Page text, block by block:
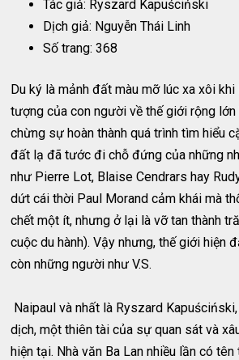
Tác giả: Ryszard Kapuściński
Dịch giả: Nguyễn Thái Linh
Số trang: 368
Du ký là mảnh đất màu mỡ lúc xa xôi
tượng của con người về thế giới rộng
chừng sự hoàn thành quá trình tìm hiểu
đất lạ đã tước đi chỗ đứng của những
như Pierre Lot, Blaise Cendrars hay
dứt cái thời Paul Morand cảm khái mà
chết một ít, nhưng ở lại là vỡ tan thành
cuộc du hành). Vậy nhưng, thế giới hiện
còn những người như V.S.
Naipaul và nhất là Ryszard
dịch, một thiên tài của sự quan sát và
hiện tại. Nhà văn Ba Lan nhiều lần có